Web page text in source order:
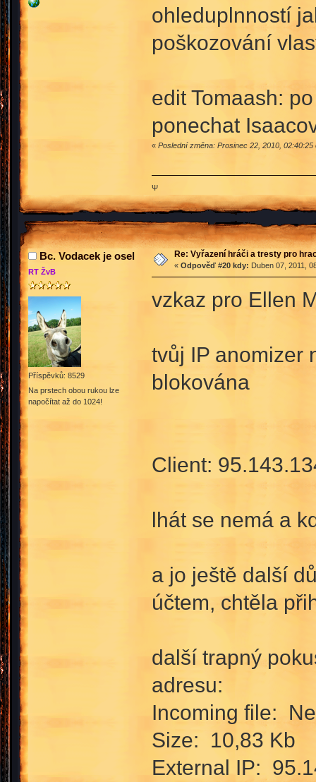
ohleduplnností
poškozování
edit Tomaash:
ponechat
« Poslední změna: Prosinec 22, 2010, 02:40:25
Ψ
Bc. Vodacek je osel
RT ŽvB
Příspěvků: 8529
Na prstech obou rukou lze
napočítat až do 1024!
Re: Vyřazení hráči a tresty pro
« Odpověď #20 kdy: Duben 07, 2011,
vzkaz pro Ellen
tvůj IP anomizer
blokována
Client:
lhát se nemá a
a jo ještě další
účtem, chtěla
další trapný
adresu:
Incoming file:
Size: 10,83 Kb
External IP: